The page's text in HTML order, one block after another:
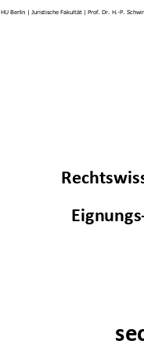
HU Berlin | Juristische Fakultät | Prof. Dr. H.-P.